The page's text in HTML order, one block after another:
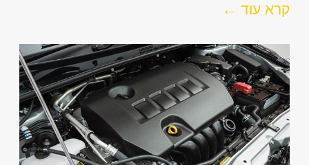
קרא עוד ←